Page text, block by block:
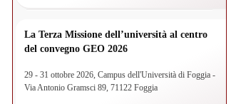
La Terza Missione dell’università al centro
del convegno GEO 2026
29 - 31 ottobre 2026, Campus dell'Università di Foggia -
Via Antonio Gramsci 89, 71122 Foggia